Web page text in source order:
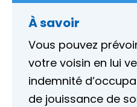
À savoir
Vous pouvez
votre voisin en lui
indemnité
de jouissance de